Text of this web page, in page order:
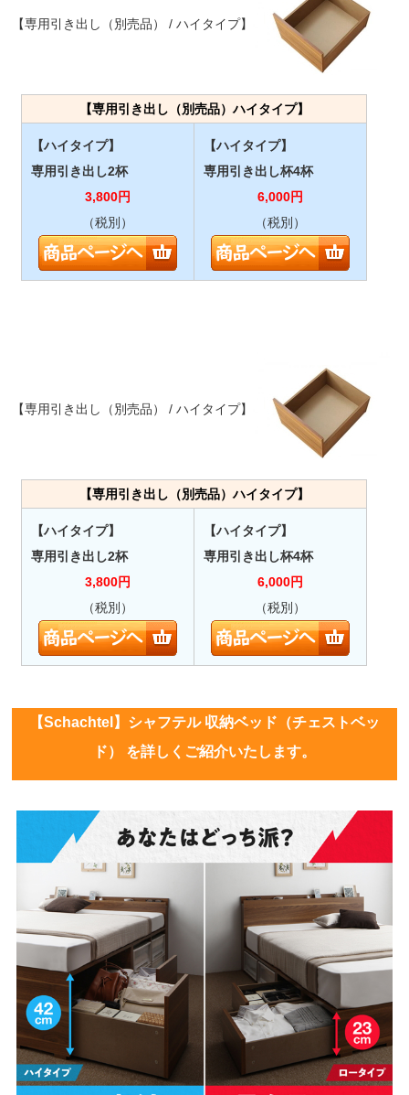
【専用引き出し（別売品） / ハイタイプ】
【専用引き出し（別売品）ハイタイプ】
【ハイタイプ】
専用引き出し2杯
3,800円
（税別）
【ハイタイプ】
専用引き出し杯4杯
6,000円
（税別）
【専用引き出し（別売品） / ハイタイプ】
【専用引き出し（別売品）ハイタイプ】
【ハイタイプ】
専用引き出し2杯
3,800円
（税別）
【ハイタイプ】
専用引き出し杯4杯
6,000円
（税別）
【Schachtel】シャフテル 収納ベッド（チェストベッ
ド） を詳しくご紹介いたします。